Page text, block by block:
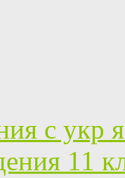
с укр
11